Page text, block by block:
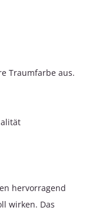
Traumfarbe aus.
hervorragend
wirken. Das